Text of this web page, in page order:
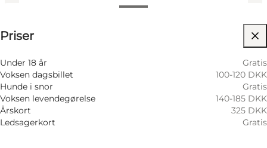
Priser
Under 18 år
Gratis
Voksen dagsbillet
100-120 DKK
Hunde i snor
Gratis
Voksen levendegørelse
140-185 DKK
Årskort
325 DKK
Ledsagerkort
Gratis
⌘
Besøg hjemmeside
Hunde tilladt